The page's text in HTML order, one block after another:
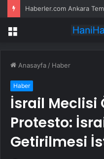
Menü
Anasayfa / Haber
Haber
İsrail Meclisi
Protesto:
Getirilmesi